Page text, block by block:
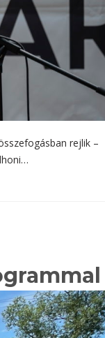
rejlik –